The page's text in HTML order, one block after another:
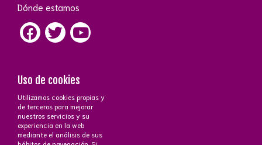
Dónde estamos
Contacto
+34 672 43 26 43
Atención a cliente near_me
Uso de cookies
Utilizamos cookies propias y
de terceros para mejorar
nuestros servicios y su
experiencia en la web
mediante el análisis de sus